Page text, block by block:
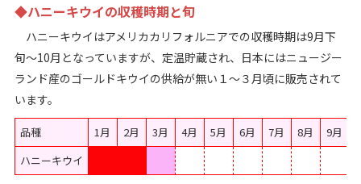
◆ハニーキウイの収穫時期と旬
ハニーキウイはアメリカカリフォルニアでの収穫時期は9月下
旬～10月となっていますが、定温貯蔵され、日本にはニュージー
ランド産のゴールドキウイの供給が無い１～３月頃に販売されて
います。
品種 1月 2月 3月 4月 5月 6月 7月 8月 9月
ハニーキウイ